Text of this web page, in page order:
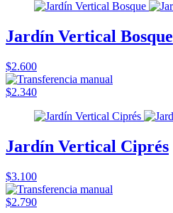
Jardín Vertical Bosque
$2.600
$2.340
Jardín Vertical Ciprés
$3.100
$2.790